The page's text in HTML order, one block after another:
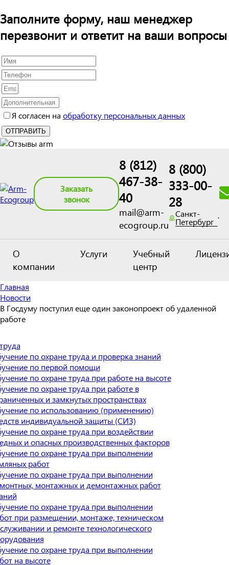
Заполните форму, наш менеджер
перезвонит и ответит на ваши вопросы
Я согласен на обработку персональных данных
Заказать
звонок
8 (812)
467-38-
40
mail@arm-
ecogroup.ru
8 (800)
333-00-
28
Санкт-
Петербург
О
компании
Услуги
Учебный
центр
Главная
Новости
В Госдуму поступил еще один законопроект об удаленной
работе
по охране труда и проверка знаний
по первой помощи
по охране труда при работе на высоте
по охране труда при работе в
и замкнутых пространствах
по использованию (применению)
индивидуальной защиты (СИЗ)
по охране труда при воздействии
и опасных производственных факторов
по охране труда при выполнении
работ
по охране труда при выполнении
монтажных и демонтажных работ
по охране труда при выполнении
при размещении, монтаже, техническом
и ремонте технологического
по охране труда при выполнении
на высоте